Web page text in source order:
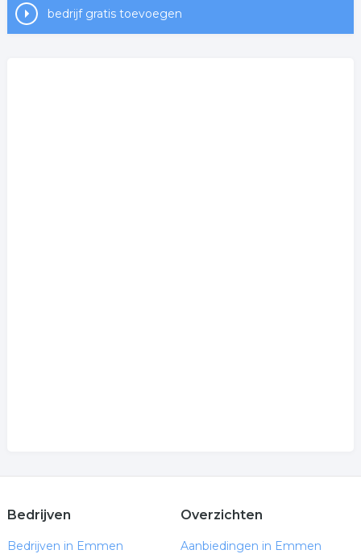
bedrijf gratis toevoegen
Bedrijven
Bedrijven in Emmen
Overzichten
Aanbiedingen in Emmen